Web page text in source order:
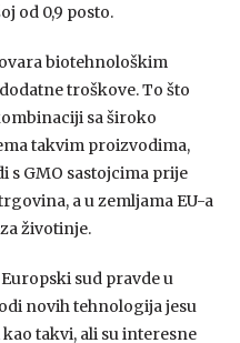
od 0,9 posto.
biotehnološkim
troškove. To što
sa široko
takvim proizvodima,
s GMO sastojcima prije
a u zemljama EU-a
životinje.
sud pravde u
novih tehnologija jesu
takvi, ali su interesne